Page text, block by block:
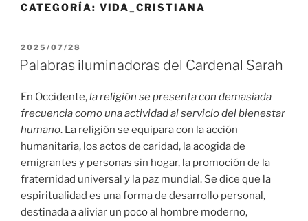
CATEGORÍA: VIDA_CRISTIANA
PUBLICADO
EL
2025/07/28
Palabras iluminadoras del Cardenal Sarah
En Occidente,la religión se presenta con demasiada
frecuencia como una actividad al servicio del bienestar
humano. La religión se equipara con la acción
humanitaria, los actos de caridad, la acogida de
emigrantes y personas sin hogar, la promoción de la
fraternidad universal y la paz mundial. Se dice que la
espiritualidad es una forma de desarrollo personal,
destinada a aliviar un poco al hombre moderno,